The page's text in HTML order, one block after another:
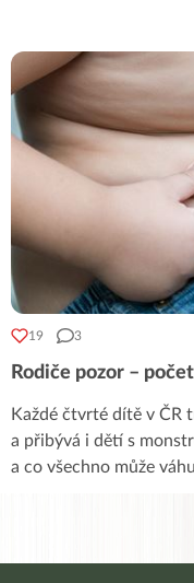
19 3
Rodiče pozor –
Každé čtvrté dítě v ČR
a přibývá i dětí s
a co všechno může